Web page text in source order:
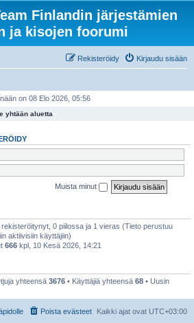
Finlandin järjestämien
ja kisojen foorumi
Kirjaudu sisään
Rekisteröidy
on 08 Elo 2026, 05:56
yhtään aluetta
Muista minut
0 piilossa ja 1 vieras (Tieto perustuu
aktiivisiin käyttäjiin)
666 kpl, 10 Kesä 2026, 14:21
yhteensä 3676 • Käyttäjiä yhteensä 68 • Uusin
Kaikki ajat ovat UTC+03:00
Poista evästeet